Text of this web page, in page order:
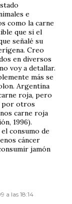
e
como la carne
que si el
señalé su
Creo
en diversos
voy a detallar.
más se
Argentina
roja, pero
por otros
carne roja
1996).
consumo de
cáncer
jamón
a las 18:14